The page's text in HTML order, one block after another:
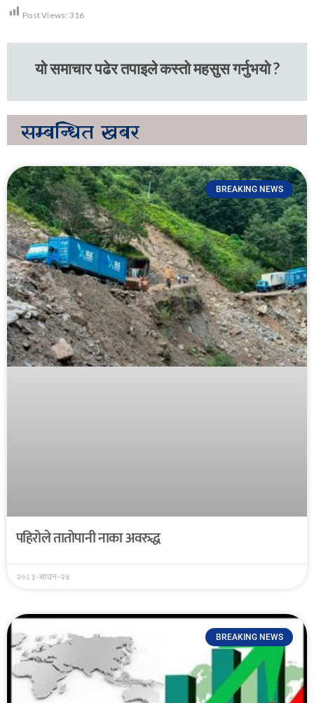
Post Views: 316
यो समाचार पढेर तपाइले कस्तो महसुस गर्नुभयो ?
सम्बन्धित खबर
BREAKING NEWS
पहिरोले तातोपानी नाका अवरुद्ध
२०८३-साउन-२४
BREAKING NEWS